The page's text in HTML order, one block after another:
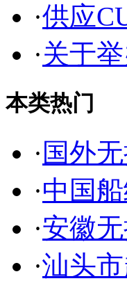
·供应
·关于
本类热门
· 国外
·中国
·安徽
·汕头